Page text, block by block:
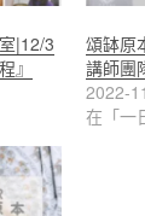
|12/3
』
頌缽原
講師團
2022-
在「一